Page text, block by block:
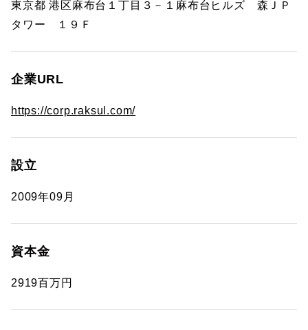
東京都 港区麻布台１丁目３－１麻布台ヒルズ 森ＪＰ
タワー １９Ｆ
企業URL
https://corp.raksul.com/
設立
2009年09月
資本金
2919百万円